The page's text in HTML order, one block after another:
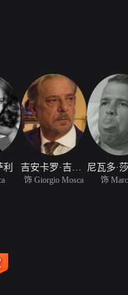
饰 Giorgio Mosca 饰